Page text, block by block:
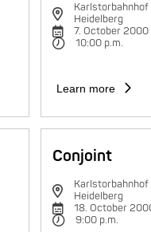
Karlstorbahnhof
Heidelberg
7. October 2000
10:00 p.m.
Learn more
Conjoint
Karlstorbahnhof
Heidelberg
18. October
9:00 p.m.